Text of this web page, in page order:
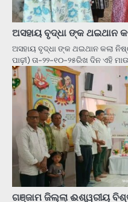
ଅସହାୟ ବୃଦ୍ଧା ଙ୍କ ଥଇଥାନ
ଅସହାୟ ବୃଦ୍ଧା ଙ୍କ ଥଇଥାନ କଲା
ପାଢ଼ୀ) ତା-୨୨-୧୦-୨୫ରିଖ ଦିନ ଏହି
ଗଞ୍ଜାମ ଜିଲ୍ଲା ଈଶ୍ୱରୀୟ